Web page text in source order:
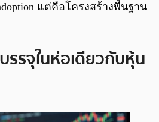
แต่คือโครงสร้างพื้นฐาน
รรจุในห่อเดียวกับหุ้น